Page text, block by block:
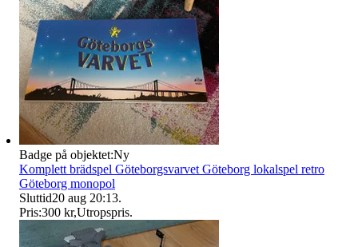
Badge på objektet:Ny
Komplett brädspel Göteborgsvarvet Göteborg lokalspel retro
Göteborg monopol
Sluttid20 aug 20:13.
Pris:300 kr,Utropspris.